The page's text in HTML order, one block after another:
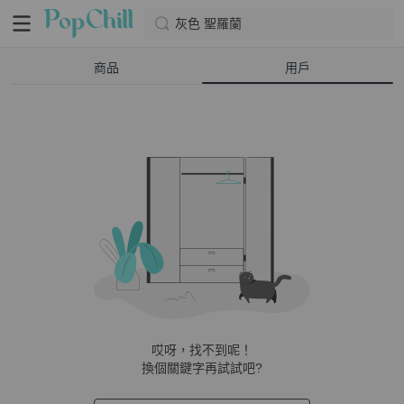
灰色 聖羅蘭
商品 用戶
哎呀，找不到呢！
換個關鍵字再試試吧?